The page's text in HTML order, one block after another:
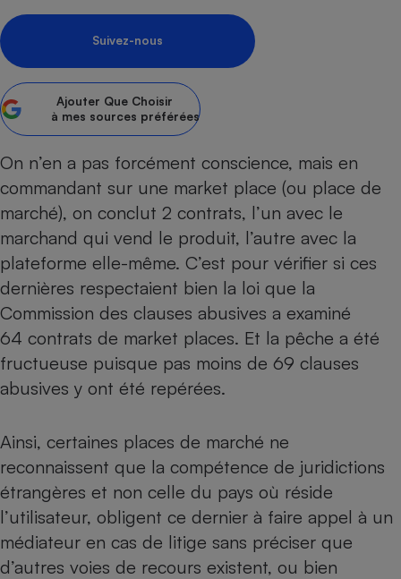
Suivez-nous
Ajouter Que Choisir
à mes sources préférées
On n’en a pas forcément conscience, mais en
commandant sur une market place (ou place de
marché), on conclut 2 contrats, l’un avec le
marchand qui vend le produit, l’autre avec la
plateforme elle-même. C’est pour vérifier si ces
dernières respectaient bien la loi que la
Commission des clauses abusives a examiné
64 contrats de market places. Et la pêche a été
fructueuse puisque pas moins de 69 clauses
abusives y ont été repérées.
Ainsi, certaines places de marché ne
reconnaissent que la compétence de juridictions
étrangères et non celle du pays où réside
l’utilisateur, obligent ce dernier à faire appel à un
médiateur en cas de litige sans préciser que
d’autres voies de recours existent, ou bien
bouteille
Banque
Petit électroménager -
Lave-linge
Plaque de cuisson à
induction
Téléviseur
Matelas
Radiateur électrique
Climatiseur -
Ventilateur
Antimoustique